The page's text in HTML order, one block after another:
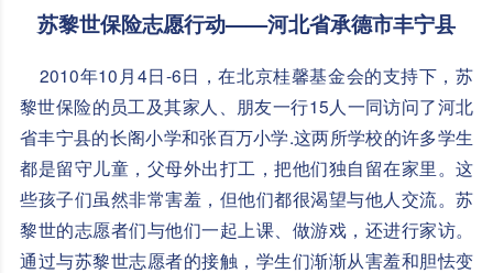
苏黎世保险志愿行动——河北省承德市丰宁县
2010年10月4日-6日，在北京桂馨基金会的支持下，苏
黎世保险的员工及其家人、朋友一行15人一同访问了河北
省丰宁县的长阁小学和张百万小学.这两所学校的许多学生
都是留守儿童，父母外出打工，把他们独自留在家里。这
些孩子们虽然非常害羞，但他们都很渴望与他人交流。苏
黎世的志愿者们与他们一起上课、做游戏，还进行家访。
通过与苏黎世志愿者的接触，学生们渐渐从害羞和胆怯变